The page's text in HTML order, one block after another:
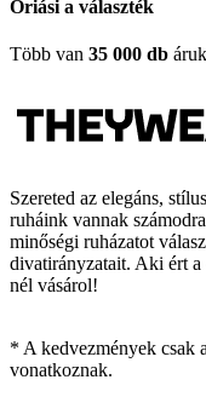
Óriási a választék
Több van 35 000 db
Szereted az elegáns,
ruháink vannak
minőségi ruházatot
divatirányzatait. Aki ért a
nél vásárol!
* A kedvezmények csak
vonatkoznak.